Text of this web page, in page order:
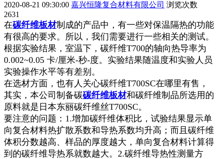
2020-08-21 09:30:00 嘉兴恒隆复合材料有限公司 浏览次数
2631
在碳纤维板材制成的产品中，有一些对保温隔热的功能
有很高的要求。所以，我们需要进行一些相关的测试。
根据实验结果，室温下，碳纤维T700的轴向热导率为
0.002~0.05 卡/厘米-秒-度。实验结果随温度和实验人员
实验操作水平等有差别。
在选材方面，也有人关心碳纤维T700SC在哪里有售，
其实，本公司制备碳碳纤维板材和碳纤维制品所选用的
原料就是日本东丽碳纤维丝T700SC。
要注意的问题：1.增加碳纤维体积比，试验结果显示单
向复合材料热扩散系数和导热系数均升高；而且碳纤维
体积分数越高、样品的厚度越大，单向复合材料计算得
到的碳纤维导热系就数越大。2.碳纤维导热性测量方